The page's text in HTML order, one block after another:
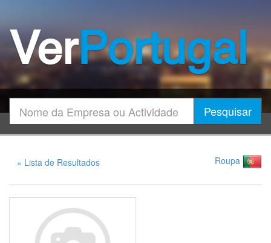
VerPortugal
Pesquisar
« Lista de Resultados Roupa